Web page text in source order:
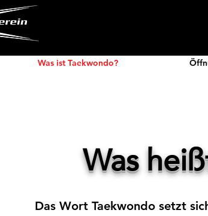
Was ist Taekwondo?
Was
Das Wort Taekwondo setzt